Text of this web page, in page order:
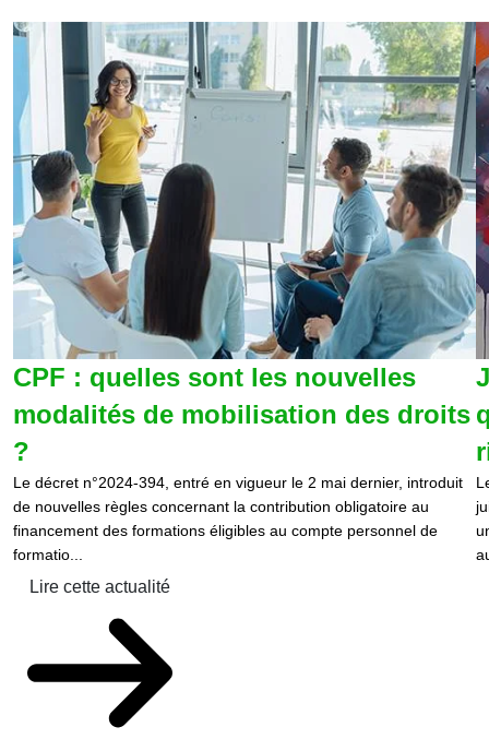
CPF : quelles sont les nouvelles
modalités de mobilisation des droits
?
Le décret n°2024-394, entré en vigueur le 2 mai dernier, introduit
de nouvelles règles concernant la contribution obligatoire au
financement des formations éligibles au compte personnel de
formatio...
Lire cette actualité